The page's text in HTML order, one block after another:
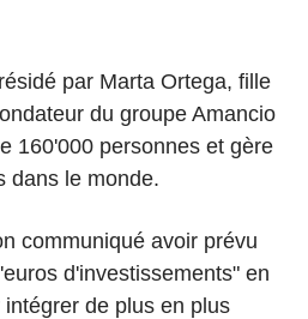
par Marta Ortega, fille
du groupe Amancio
160'000 personnes et gère
dans le monde.
communiqué avoir prévu
d'investissements" en
de plus en plus